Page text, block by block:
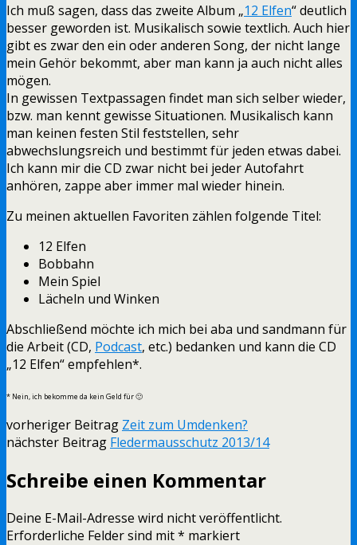
Ich muß sagen, dass das zweite Album „12 Elfen“ deutlich
besser geworden ist. Musikalisch sowie textlich. Auch hier
gibt es zwar den ein oder anderen Song, der nicht lange
mein Gehör bekommt, aber man kann ja auch nicht alles
mögen.
In gewissen Textpassagen findet man sich selber wieder,
bzw. man kennt gewisse Situationen. Musikalisch kann
man keinen festen Stil feststellen, sehr
abwechslungsreich und bestimmt für jeden etwas dabei.
Ich kann mir die CD zwar nicht bei jeder Autofahrt
anhören, zappe aber immer mal wieder hinein.
Zu meinen aktuellen Favoriten zählen folgende Titel:
12 Elfen
Bobbahn
Mein Spiel
Lächeln und Winken
Abschließend möchte ich mich bei aba und sandmann für
die Arbeit (CD, Podcast, etc.) bedanken und kann die CD
„12 Elfen“ empfehlen*.
* Nein, ich bekomme da kein Geld für 🙂
vorheriger Beitrag Zeit zum Umdenken?
nächster Beitrag Fledermausschutz 2013/14
Schreibe einen Kommentar
Deine E-Mail-Adresse wird nicht veröffentlicht.
Erforderliche Felder sind mit* markiert